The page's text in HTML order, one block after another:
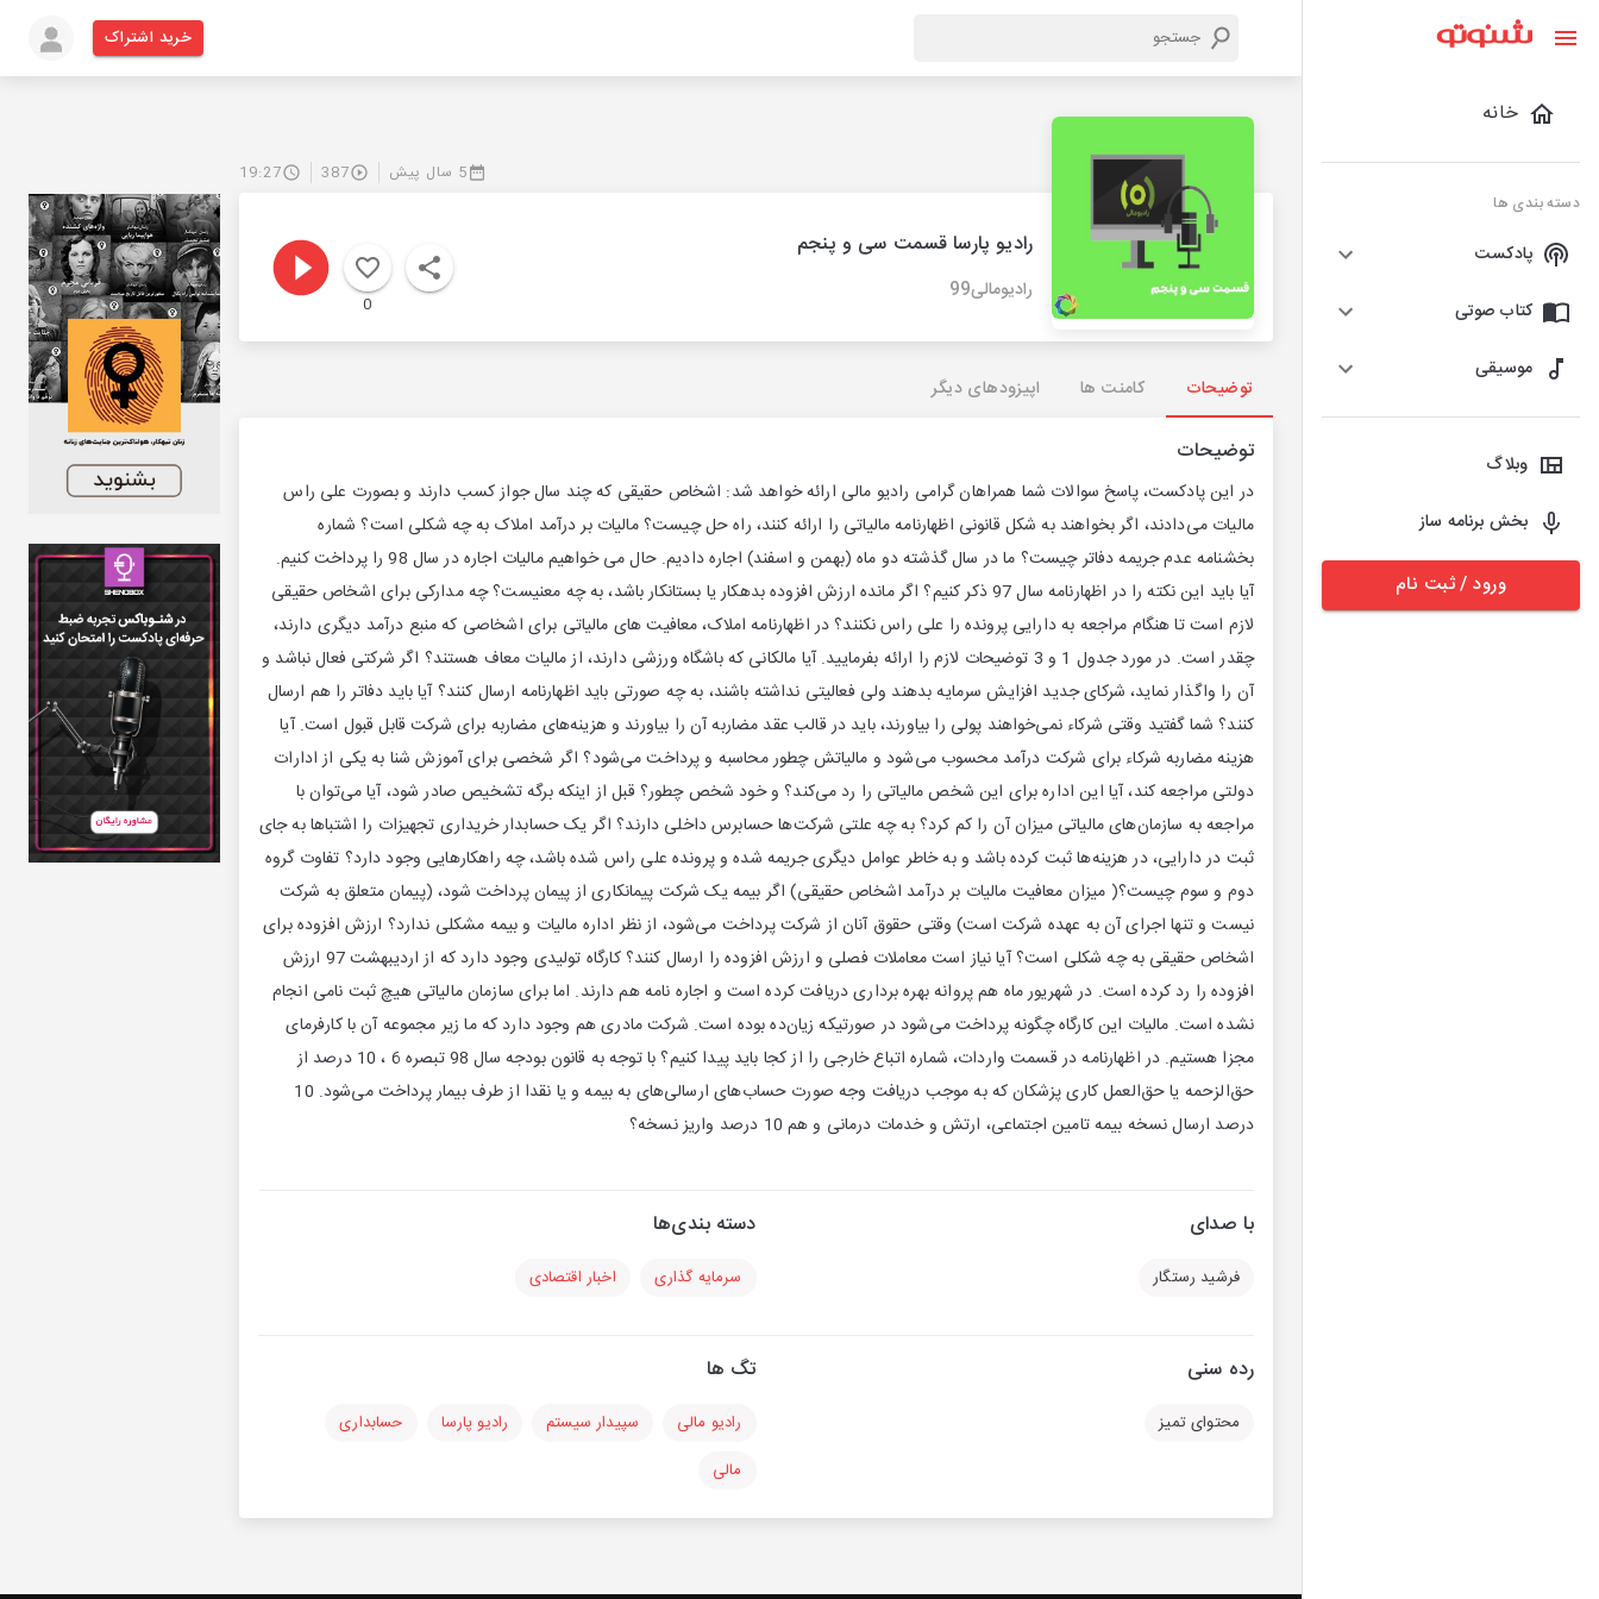
خانه
دسته بندی ها
پادکست
کتاب صوتی
موسیقی
وبلاگ
بخش برنامه ساز
ورود / ثبت نام
خرید اشتراک
5 سال پیش 387
19:27
رادیو پارسا قسمت سی و پنجم
رادیومالی99
0
توضیحات کامنت ها اپیزودهای دیگر
توضیحات
در این پادکست، پاسخ سوالات شما همراهان گرامی رادیو مالی ارائه خواهد شد: اشخاص حقیقی که چند سال جواز کسب دارند و بصورت علی راس
مالیات می‌دادند، اگر بخواهند به شکل قانونی اظهارنامه مالیاتی را ارائه کنند، راه حل چیست؟ مالیات بر درآمد املاک به چه شکلی است؟ شماره
بخشنامه عدم جریمه دفاتر چیست؟ ما در سال گذشته دو ماه (بهمن و اسفند) اجاره دادیم. حال می خواهیم مالیات اجاره در سال 98 را پرداخت کنیم.
آیا باید این نکته را در اظهارنامه سال 97 ذکر کنیم؟ اگر مانده ارزش افزوده بدهکار یا بستانکار باشد، به چه معنیست؟ چه مدارکی برای اشخاص حقیقی
لازم است تا هنگام مراجعه به دارایی پرونده را علی راس نکنند؟ در اظهارنامه املاک، معافیت های مالیاتی برای اشخاصی که منبع درآمد دیگری دارند،
چقدر است. در مورد جدول 1 و 3 توضیحات لازم را ارائه بفرمایید. آیا مالکانی که باشگاه ورزشی دارند، از مالیات معاف هستند؟ اگر شرکتی فعال نباشد و
آن را واگذار نماید، شرکای جدید افزایش سرمایه بدهند ولی فعالیتی نداشته باشند، به چه صورتی باید اظهارنامه ارسال کنند؟ آیا باید دفاتر را هم ارسال
کنند؟ شما گفتید وقتی شرکاء نمی‌خواهند پولی را بیاورند، باید در قالب عقد مضاربه آن را بیاورند و هزینه‌های مضاربه برای شرکت قابل قبول است. آیا
هزینه مضاربه شرکاء برای شرکت درآمد محسوب می‌شود و مالیاتش چطور محاسبه و پرداخت می‌شود؟ اگر شخصی برای آموزش شنا به یکی از ادارات
دولتی مراجعه کند، آیا این اداره برای این شخص مالیاتی را رد می‌کند؟ و خود شخص چطور؟ قبل از اینکه برگه تشخیص صادر شود، آیا می‌توان با
مراجعه به سازمان‌های مالیاتی میزان آن را کم کرد؟ به چه علتی شرکت‌ها حسابرس داخلی دارند؟ اگر یک حسابدار خریداری تجهیزات را اشتباها به جای
ثبت در دارایی، در هزینه‌ها ثبت کرده باشد و به خاطر عوامل دیگری جریمه شده و پرونده علی راس شده باشد، چه راهکارهایی وجود دارد؟ تفاوت گروه
دوم و سوم چیست؟( میزان معافیت مالیات بر درآمد اشخاص حقیقی) اگر بیمه یک شرکت پیمانکاری از پیمان پرداخت شود، (پیمان متعلق به شرکت
نیست و تنها اجرای آن به عهده شرکت است) وقتی حقوق آنان از شرکت پرداخت می‌شود، از نظر اداره مالیات و بیمه مشکلی ندارد؟ ارزش افزوده برای
اشخاص حقیقی به چه شکلی است؟ آیا نیاز است معاملات فصلی و ارزش افزوده را ارسال کنند؟ کارگاه تولیدی وجود دارد که از اردیبهشت 97 ارزش
افزوده را رد کرده است. در شهریور ماه هم پروانه بهره برداری دریافت کرده است و اجاره نامه هم دارند. اما برای سازمان مالیاتی هیچ ثبت نامی انجام
نشده است. مالیات این کارگاه چگونه پرداخت می‌شود در صورتیکه زیان‌ده بوده است. شرکت مادری هم وجود دارد که ما زیر مجموعه آن با کارفرمای
مجزا هستیم. در اظهارنامه در قسمت واردات، شماره اتباع خارجی را از کجا باید پیدا کنیم؟ با توجه به قانون بودجه سال 98 تبصره 6 ، 10 درصد از
حق‌الزحمه یا حق‌العمل کاری پزشکان که به موجب دریافت وجه صورت حساب‌های ارسالی‌های به بیمه و یا نقدا از طرف بیمار پرداخت می‌شود. 10
درصد ارسال نسخه بیمه تامین اجتماعی، ارتش و خدمات درمانی و هم 10 درصد واریز نسخه؟
با صدای
فرشید رستگار
دسته بندی‌ها
سرمایه گذاری اخبار اقتصادی
رده سنی
محتوای تمیز
تگ ها
رادیو مالی سپیدار سیستم رادیو پارسا
حسابداری
مالی